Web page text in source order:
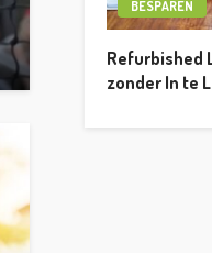
BESPAREN
Refurbished
zonder In te